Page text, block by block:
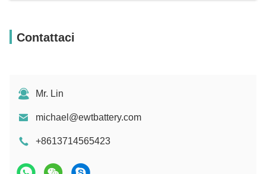
Contattaci
Mr. Lin
michael@ewtbattery.com
+8613714565423